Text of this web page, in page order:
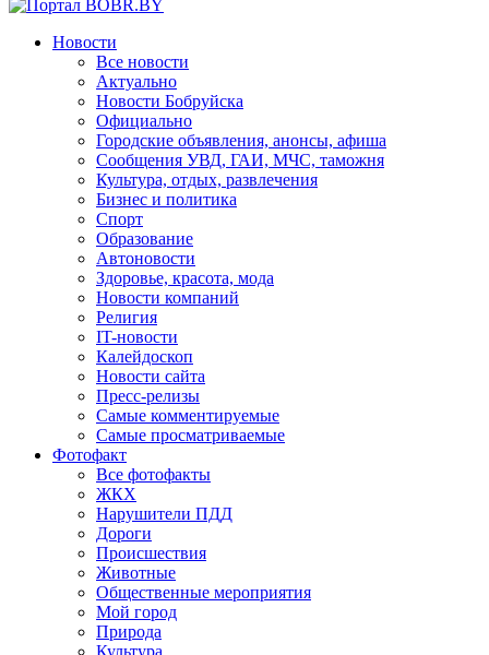
Новости
Все новости
Актуально
Новости Бобруйска
Официально
Городские объявления, анонсы, афиша
Сообщения УВД, ГАИ, МЧС, таможня
Культура, отдых, развлечения
Бизнес и политика
Спорт
Образование
Автоновости
Здоровье, красота, мода
Новости компаний
Религия
IT-новости
Калейдоскоп
Новости сайта
Пресс-релизы
Самые комментируемые
Самые просматриваемые
Фотофакт
Все фотофакты
ЖКХ
Нарушители ПДД
Дороги
Происшествия
Животные
Общественные мероприятия
Мой город
Природа
Культура